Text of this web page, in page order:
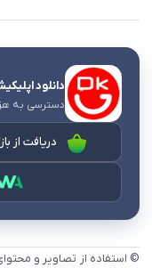
دانلود
دسترسی به
دریافت از
© استفاده از تصاویر و